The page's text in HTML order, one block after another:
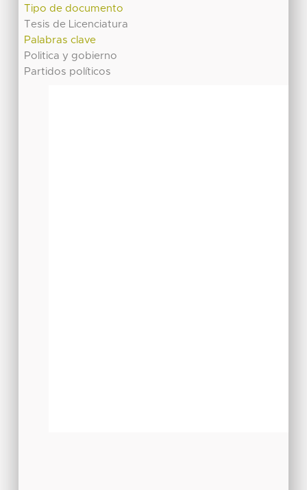
Tipo de documento
Tesis de Licenciatura
Palabras clave
Politica y gobierno
Partidos políticos